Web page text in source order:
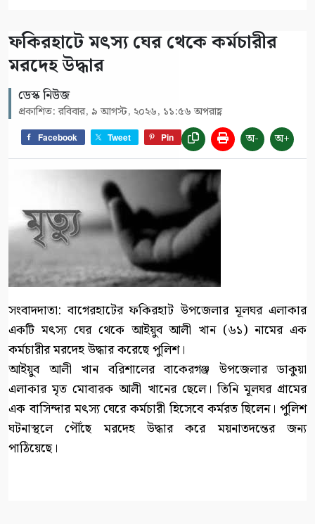
ফকিরহাটে মৎস্য ঘের থেকে কর্মচারীর
মরদেহ উদ্ধার
ডেস্ক নিউজ
প্রকাশিত: রবিবার, ৯ আগস্ট, ২০২৬, ১১:৫৬ অপরাহ্ণ
Facebook Tweet Pin অ- অ+
সংবাদদাতা: বাগেরহাটের ফকিরহাট উপজেলার মূলঘর এলাকার
একটি মৎস্য ঘের থেকে আইয়ুব আলী খান (৬১) নামের এক
কর্মচারীর মরদেহ উদ্ধার করেছে পুলিশ।
আইয়ুব আলী খান বরিশালের বাকেরগঞ্জ উপজেলার ডাকুয়া
এলাকার মৃত মোবারক আলী খানের ছেলে। তিনি মূলঘর গ্রামের
এক বাসিন্দার মৎস্য ঘেরে কর্মচারী হিসেবে কর্মরত ছিলেন। পুলিশ
ঘটনাস্থলে পৌঁছে মরদেহ উদ্ধার করে ময়নাতদন্তের জন্য
পাঠিয়েছে।